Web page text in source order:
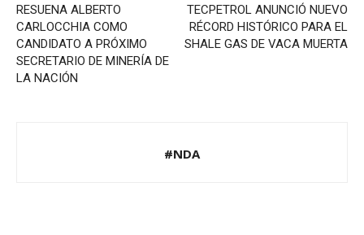
RESUENA ALBERTO
CARLOCCHIA COMO
CANDIDATO A PRÓXIMO
SECRETARIO DE MINERÍA DE
LA NACIÓN
TECPETROL ANUNCIÓ NUEVO
RÉCORD HISTÓRICO PARA EL
SHALE GAS DE VACA MUERTA
#NDA